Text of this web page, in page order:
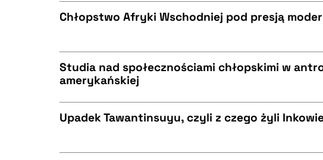
BIBTEX
BIBTEX
BIBTEX
Chłopstwo Afryki Wschodniej pod presją
Studia nad społecznościami chłopskimi w
amerykańskiej
Upadek Tawantinsuyu, czyli z czego żyli